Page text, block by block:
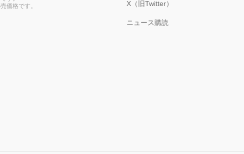
価格です。
X（旧Twitter）
ニュース購読